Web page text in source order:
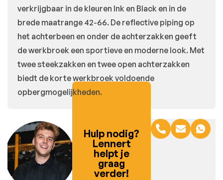
verkrijgbaar in de kleuren Ink en Black en in de
brede maatrange 42-66. De reflective piping op
het achterbeen en onder de achterzakken geeft
de werkbroek een sportieve en moderne look. Met
twee steekzakken en twee open achterzakken
biedt de korte werkbroek voldoende
opbergmogelijkheden.
Hulp nodig?
Lennert
helpt je
graag
verder!